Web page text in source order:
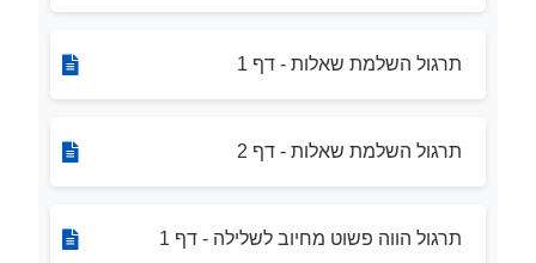
תרגול השלמת שאלות - דף 1
תרגול השלמת שאלות - דף 2
תרגול הווה פשוט מחיוב לשלילה - דף 1